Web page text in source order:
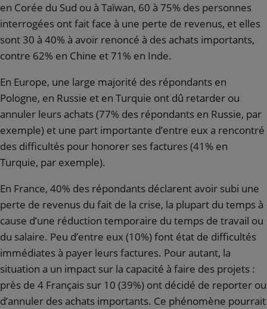
en Corée du Sud ou à Taïwan, 60 à 75% des personnes
interrogées ont fait face à une perte de revenus, et elles
sont 30 à 40% à avoir renoncé à des achats importants,
contre 62% en Chine et 71% en Inde.
En Europe, une large majorité des répondants en
Pologne, en Russie et en Turquie ont dû retarder ou
annuler leurs achats (77% des répondants en Russie, par
exemple) et une part importante d’entre eux a rencontré
des difficultés pour honorer ses factures (41% en
Turquie, par exemple).
En France, 40% des répondants déclarent avoir subi une
perte de revenus du fait de la crise, la plupart du temps à
cause d’une réduction temporaire du temps de travail ou
du salaire. Peu d’entre eux (10%) font état de difficultés
immédiates à payer leurs factures. Pour autant, la
situation a un impact sur la capacité à faire des projets :
près de 4 Français sur 10 (39%) ont décidé de reporter ou
d’annuler des achats importants. Ce phénomène pourrait